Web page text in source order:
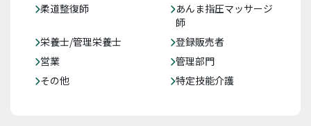
柔道整復師
あんま指圧マッサージ
師
栄養士/管理栄養士
登録販売者
営業
管理部門
その他
特定技能介護